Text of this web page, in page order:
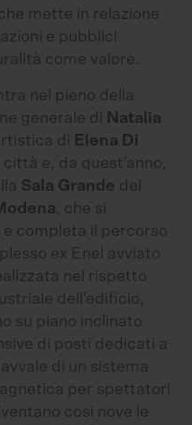
mette in relazione
e pubblici
come valore.
nel pieno della
generale di Natalia
di Elena Di
e, da quest’anno,
Sala Grande del
, che si
completa il percorso
ex Enel avviato
nel rispetto
dell’edificio,
su piano inclinato
di posti dedicati a
di un sistema
per spettatori
così nove le